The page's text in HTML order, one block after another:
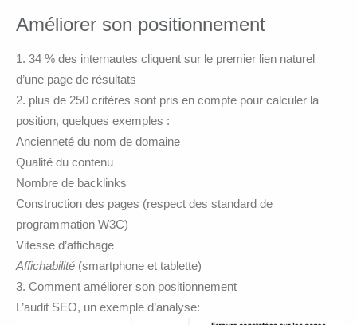
Améliorer son positionnement
34 % des internautes cliquent sur le premier lien naturel
d’une page de résultats
plus de 250 critères sont pris en compte pour calculer la
position, quelques exemples :
Ancienneté du nom de domaine
Qualité du contenu
Nombre de backlinks
Construction des pages (respect des standard de
programmation W3C)
Vitesse d’affichage
Affichabilité (smartphone et tablette)
Comment améliorer son positionnement
L’audit SEO, un exemple d’analyse: